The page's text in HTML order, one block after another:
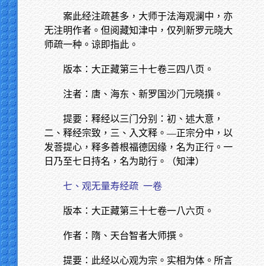
案此经注疏甚多，大师于法海观澜中，亦
无注明作者。但阅藏知津中，仅列新罗元晓大
师疏一种。谅即指此。
版本：大正藏第三十七卷三四八页。
注者：唐、海东、新罗国沙门元晓撰。
提要：释经以三门分别：初、述大意，
二、释经宗致，三、入文释。—正宗分中，以
发菩提心，释多善根福德因缘，名为正行。一
日乃至七日持名，名为助行。（知津）
七、观无量寿经疏 一卷
版本：大正藏第三十七卷一八六页。
作者：隋、天台智者大师撰。
提要：此经以心观为宗。实相为体。所言